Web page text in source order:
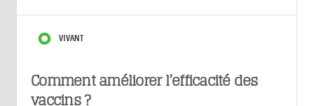
VIVANT
Comment améliorer l’efficacité des
vaccins ?